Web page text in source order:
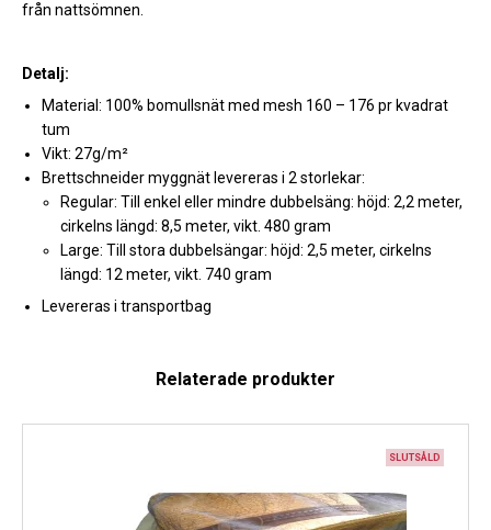
från nattsömnen.
Detalj:
Material: 100% bomullsnät med mesh 160 – 176 pr kvadrat
tum
Vikt: 27g/m²
Brettschneider myggnät levereras i 2 storlekar:
Regular: Till enkel eller mindre dubbelsäng: höjd: 2,2 meter,
cirkelns längd: 8,5 meter, vikt. 480 gram
Large: Till stora dubbelsängar: höjd: 2,5 meter, cirkelns
längd: 12 meter, vikt. 740 gram
Levereras i transportbag
Relaterade produkter
SLUTSÅLD